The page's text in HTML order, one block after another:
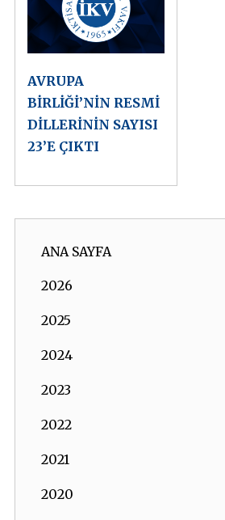
AVRUPA
BİRLİĞİ’NİN RESMİ
DİLLERİNİN SAYISI
23’E ÇIKTI
ANA SAYFA
2026
2025
2024
2023
2022
2021
2020